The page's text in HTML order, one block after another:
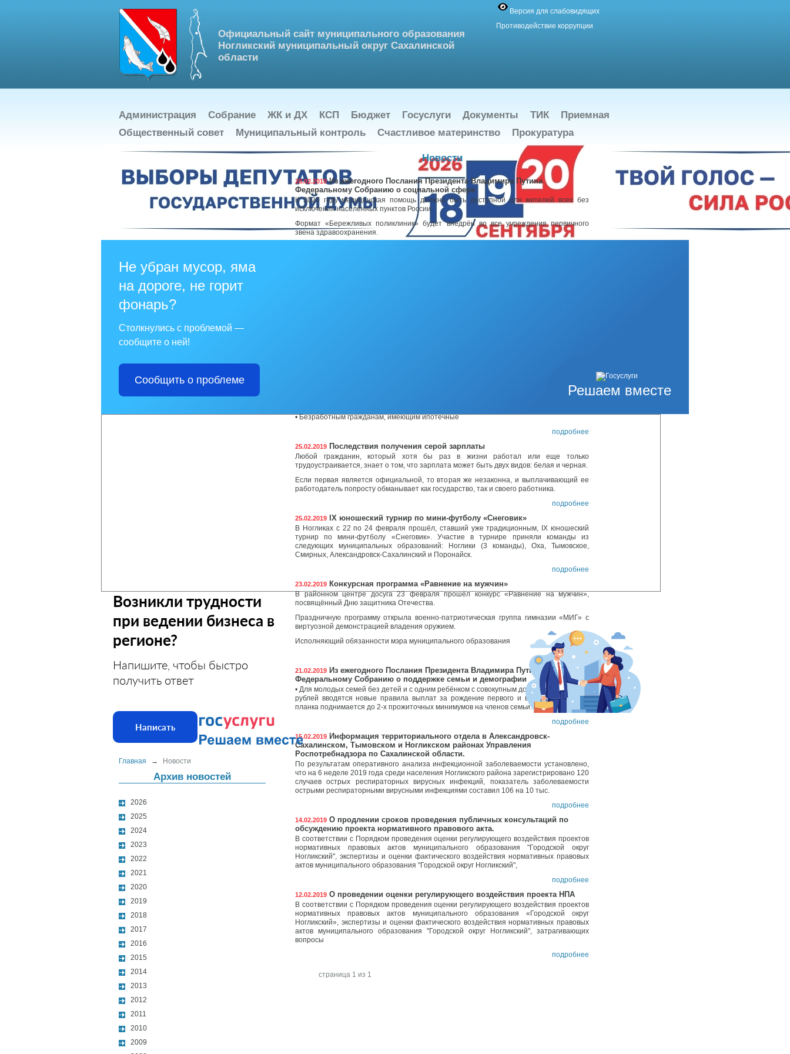
Официальный сайт муниципального образования
Ногликский муниципальный округ Сахалинской
области
Версия для слабовидящих
Противодействие коррупции
Администрация Собрание ЖК и ДХ КСП Бюджет Госуслуги Документы ТИК
Приемная
Общественный совет
Муниципальный контроль Счастливое материнство Прокуратура
Решаем вместе
Не убран мусор, яма
на дороге, не горит
фонарь?
Столкнулись с проблемой —
сообщите о ней!
Сообщить о проблеме
Возникли трудности
при ведении бизнеса в
регионе?
Напишите, чтобы быстро
получить ответ
Написать
Главная → Новости
Архив новостей
2026
2025
2024
2023
2022
2021
2020
2019
2018
2017
2016
2015
2014
2013
2012
2011
2010
2009
Новости
28.02.2019Из ежегодного Послания Президента Владимира Путина
Федеральному Собранию о социальной сфере
К 2020 году медицинская помощь должна быть доступной для жителей всех без
исключения населённых пунктов России.
Формат «Бережливых поликлиник» будет внедрён во все учреждения первичного
звена здравоохранения.
минимума) впервые в России вводится понятие «социальный контракт» –
единовременная помощь от государства при обязательстве повысить квалификацию и
• Безработным гражданам, имеющим ипотечные
подробнее
25.02.2019 Последствия получения серой зарплаты
Любой гражданин, который хотя бы раз в жизни работал или еще только
трудоустраивается, знает о том, что зарплата может быть двух видов: белая и черная.
Если первая является официальной, то вторая же незаконна, и выплачивающий ее
работодатель попросту обманывает как государство, так и своего работника.
подробнее
25.02.2019 IX юношеский турнир по мини-футболу «Снеговик»
В Ногликах с 22 по 24 февраля прошёл, ставший уже традиционным, IX юношеский
турнир по мини-футболу «Снеговик». Участие в турнире приняли команды из
следующих муниципальных образований: Ноглики (3 команды), Оха, Тымовское,
Смирных, Александровск-Сахалинский и Поронайск.
подробнее
23.02.2019 Конкурсная программа «Равнение на мужчин»
В районном центре досуга 23 февраля прошёл конкурс «Равнение на мужчин»,
посвящённый Дню защитника Отечества.
Праздничную программу открыла военно-патриотическая группа гимназии «МИГ» с
виртуозной демонстрацией владения оружием.
Исполняющий обязанности мэра муниципального образования
подробнее
21.02.2019 Из ежегодного Послания Президента Владимира Путина
Федеральному Собранию о поддержке семьи и демографии
• Для молодых семей без детей и с одним ребёнком с совокупным доходом до 70 тысяч
рублей вводятся новые правила выплат за рождение первого и второго ребёнка –
планка поднимается до 2-х прожиточных минимумов на членов семьи.
подробнее
15.02.2019 Информация территориального отдела в Александровск-
Сахалинском, Тымовском и Ногликском районах Управления
Роспотребнадзора по Сахалинской области.
По результатам оперативного анализа инфекционной заболеваемости установлено,
что на 6 неделе 2019 года среди населения Ногликского района зарегистрировано 120
случаев острых респираторных вирусных инфекций, показатель заболеваемости
острыми респираторными вирусными инфекциями составил 106 на 10 тыс.
подробнее
14.02.2019 О продлении сроков проведения публичных консультаций по
обсуждению проекта нормативного правового акта.
В соответствии с Порядком проведения оценки регулирующего воздействия проектов
нормативных правовых актов муниципального образования "Городской округ
Ногликский", экспертизы и оценки фактического воздействия нормативных правовых
актов муниципального образования "Городской округ Ногликский",
подробнее
12.02.2019 О проведении оценки регулирующего воздействия проекта НПА
В соответствии с Порядком проведения оценки регулирующего воздействия проектов
нормативных правовых актов муниципального образования «Городской округ
Ногликский», экспертизы и оценки фактического воздействия нормативных правовых
актов муниципального образования "Городской округ Ногликский", затрагивающих
вопросы
подробнее
страница 1 из 1